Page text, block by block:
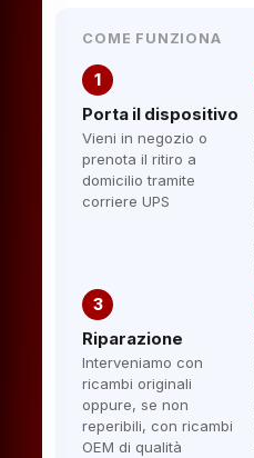
COME FUNZIONA
1
Porta il dispositivo
Vieni in negozio o
prenota il ritiro a
domicilio tramite
corriere UPS
3
Riparazione
Interveniamo con
ricambi originali
oppure, se non
reperibili, con ricambi
OEM di qualità